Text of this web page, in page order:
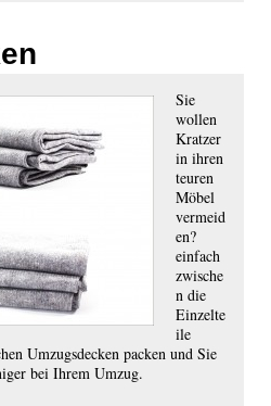
Sie
wollen
Kratzer
in ihren
teuren
Möbel
vermeid
en?
einfach
zwische
n die
Einzelte
ile
Umzugsdecken packen und Sie
bei Ihrem Umzug.